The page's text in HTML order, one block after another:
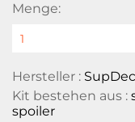
Menge:
Hersteller :
Kit bestehen aus :
spoiler